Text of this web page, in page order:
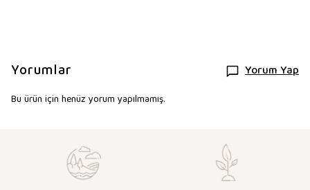
Yorumlar Yorum Yap
Bu ürün için henüz yorum yapılmamış.